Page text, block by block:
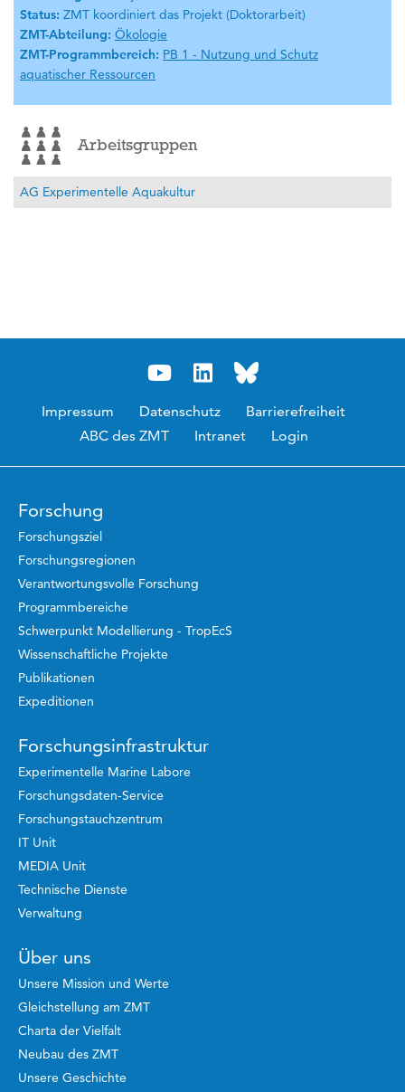
Status: ZMT koordiniert das Projekt (Doktorarbeit)
ZMT-Abteilung: Ökologie
ZMT-Programmbereich: PB 1 - Nutzung und Schutz
aquatischer Ressourcen
Arbeitsgruppen
AG Experimentelle Aquakultur
Impressum Datenschutz
Barrierefreiheit
ABC des ZMT
Intranet Login
Forschung
Forschungsziel
Forschungsregionen
Verantwortungsvolle Forschung
Programmbereiche
Schwerpunkt Modellierung - TropEcS
Wissenschaftliche Projekte
Publikationen
Expeditionen
Forschungsinfrastruktur
Experimentelle Marine Labore
Forschungsdaten-Service
Forschungstauchzentrum
IT Unit
MEDIA Unit
Technische Dienste
Verwaltung
Über uns
Unsere Mission und Werte
Gleichstellung am ZMT
Charta der Vielfalt
Neubau des ZMT
Unsere Geschichte